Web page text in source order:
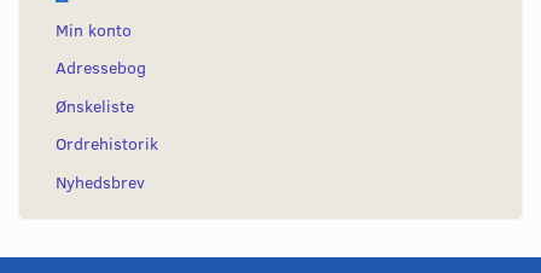
Min konto
Adressebog
Ønskeliste
Ordrehistorik
Nyhedsbrev